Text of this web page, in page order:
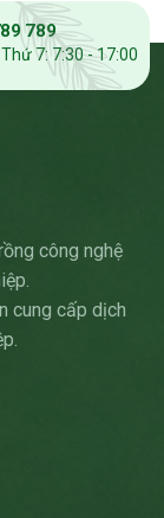
789
7: 7:30 - 17:00
công nghệ
cung cấp dịch